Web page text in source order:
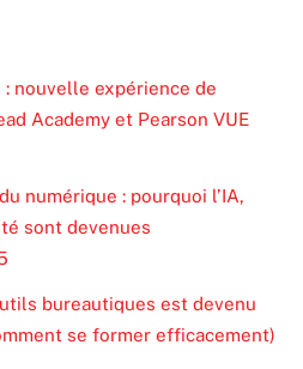
: nouvelle expérience de
Academy et Pearson VUE
numérique : pourquoi l’IA,
sont devenues
bureautiques est devenu
se former efficacement)